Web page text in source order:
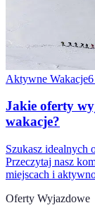
Aktywne Wakacje6
Jakie oferty
wakacje?
Szukasz idealnych
Przeczytaj nasz
miejscach i
Oferty Wyjazdowe